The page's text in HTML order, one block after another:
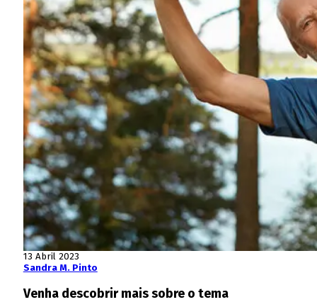
13 Abril 2023
Sandra M. Pinto
Venha descobrir mais sobre o tema